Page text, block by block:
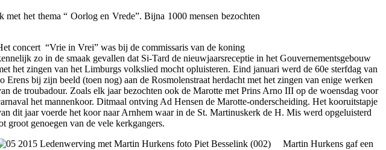
het thema “ Oorlog en Vrede”. Bijna 1000 mensen bezochten
concert “Vrie in Vrei” was bij de commissaris van de koning
zo in de smaak gevallen dat Si-Tard de nieuwjaarsreceptie in het Gouvernementsgebouw
het zingen van het Limburgs volkslied mocht opluisteren. Eind januari werd de 60e sterfdag van
Erens bij zijn beeld (toen nog) aan de Rosmolenstraat herdacht met het zingen van enige werken
de troubadour. Zoals elk jaar bezochten ook de Marotte met Prins Arno III op de woensdag voor
het mannenkoor. Ditmaal ontving Ad Hensen de Marotte-onderscheiding. Het kooruitstapje
dit jaar voerde het koor naar Arnhem waar in de St. Martinuskerk de H. Mis werd opgeluisterd
groot genoegen van de vele kerkgangers.
Martin Hurkens gaf een